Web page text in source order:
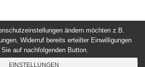
ändern möchten z.B.
Widerruf bereits erteilter Einwilligungen
Sie auf nachfolgenden Button.
EINSTELLUNGEN